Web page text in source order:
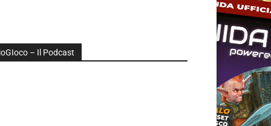
ioGIoco – Il Podcast